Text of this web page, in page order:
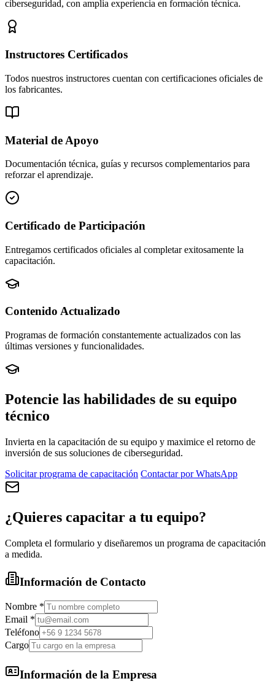
ciberseguridad, con amplia experiencia en formación técnica.
Instructores Certificados
Todos nuestros instructores cuentan con certificaciones oficiales de
los fabricantes.
Material de Apoyo
Documentación técnica, guías y recursos complementarios para
reforzar el aprendizaje.
Certificado de Participación
Entregamos certificados oficiales al completar exitosamente la
capacitación.
Contenido Actualizado
Programas de formación constantemente actualizados con las
últimas versiones y funcionalidades.
Potencie las habilidades de su equipo
técnico
Invierta en la capacitación de su equipo y maximice el retorno de
inversión de sus soluciones de ciberseguridad.
Solicitar programa de capacitación Contactar por WhatsApp
¿Quieres capacitar a tu equipo?
Completa el formulario y diseñaremos un programa de capacitación
a medida.
Información de Contacto
Nombre *
Email *
Teléfono
Cargo
Información de la Empresa